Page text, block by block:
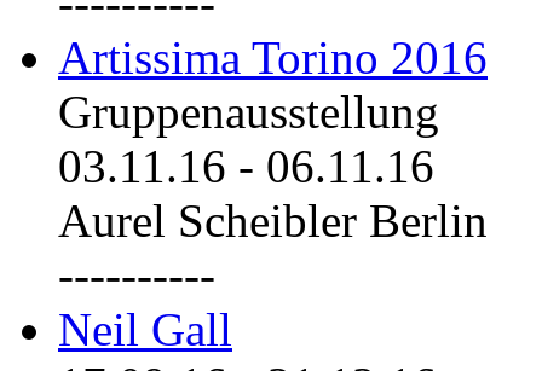
Artissima Torino 2016
Gruppenausstellung
03.11.16 - 06.11.16
Aurel Scheibler Berlin
----------
Neil Gall